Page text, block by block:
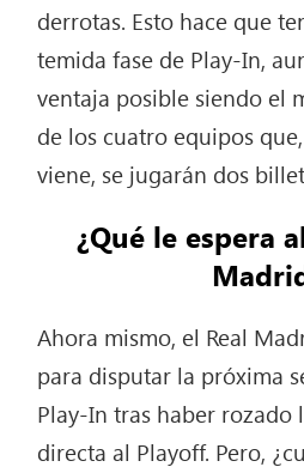
derrotas. Esto hace que
temida fase de Play-In,
ventaja posible siendo el
de los cuatro equipos
viene, se jugarán dos
¿Qué le espera
Ahora mismo, el Real
para disputar la próxima
Play-In tras haber rozado
directa al Playoff. Pero,